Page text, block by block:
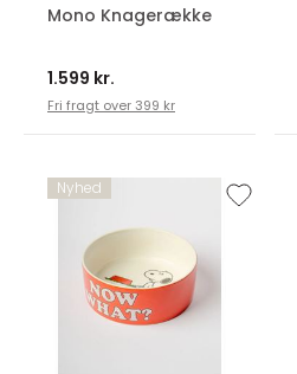
Mono Knagerække
1.599 kr.
Fri fragt over 399 kr
Nyhed